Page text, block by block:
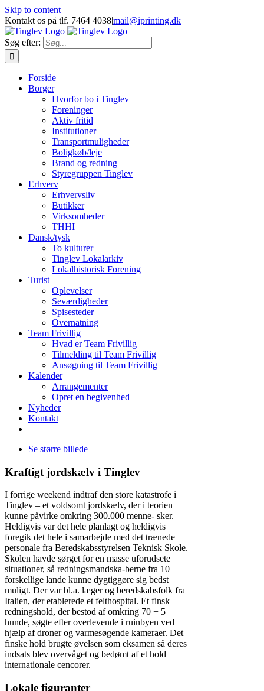
Skip to content
Kontakt os på tlf. 7464 4038|mail@iprinting.dk
Søg efter:
Forside
Borger
Hvorfor bo i Tinglev
Foreninger
Aktiv fritid
Institutioner
Transportmuligheder
Boligkøb/leje
Brand og redning
Styregruppen Tinglev
Erhverv
Erhvervsliv
Butikker
Virksomheder
THHI
Dansk/tysk
To kulturer
Tinglev Lokalarkiv
Lokalhistorisk Forening
Turist
Oplevelser
Seværdigheder
Spisesteder
Overnatning
Team Frivillig
Hvad er Team Frivillig
Tilmelding til Team Frivillig
Ansøgning til Team Frivillig
Kalender
Arrangementer
Opret en begivenhed
Nyheder
Kontakt
Se større billede
Kraftigt jordskælv i Tinglev
I forrige weekend indtraf den store katastrofe i
Ting­lev – et voldsomt jordskælv, der i teorien
kunne påvirke omkring 300.000 menne- s­ker.
Heldigvis var det hele planlagt og heldigvis
foregik det hele i samarbejde med det trænede
personale fra Beredskabsstyrelsen Tek­nisk Skole.
Skolen havde sørget for en masse uforudsete
situationer, så redningsmandska-berne fra 10
forskellige lande kunne dygtiggøre sig bedst
muligt. Der var bl.a. læger og beredskabsfolk fra
Italien, der etablerede et felthospital. Et finsk
redningshold, der bestod af omkring 70 + 5
hunde, søgte efter overlevende i ruinbyen ved
hjælp af droner og varmesøgende kameraer. Det
finske hold brugte øvelsen som eksamen så deres
indsats blev overvåget og bedømt af et hold
internationale cencorer.
Lokale figuranter